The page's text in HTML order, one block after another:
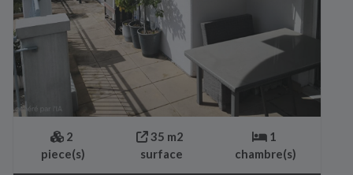
2
piece(s)
35 m2
surface
1
chambre(s)